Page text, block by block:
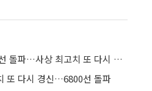
파…사상 최고치 또 다시 경신
또 다시 경신…6800선 돌파